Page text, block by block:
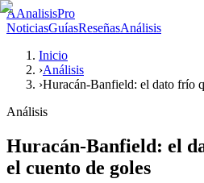
AAnalisisPro
NoticiasGuíasReseñasAnálisis
Inicio
›Análisis
›Huracán-Banfield: el dato frío
Análisis
Huracán-Banfield: el
el cuento de goles